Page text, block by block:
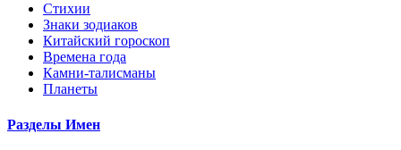
Стихии
Знаки зодиаков
Китайский гороскоп
Времена года
Камни-талисманы
Планеты
Разделы Имен